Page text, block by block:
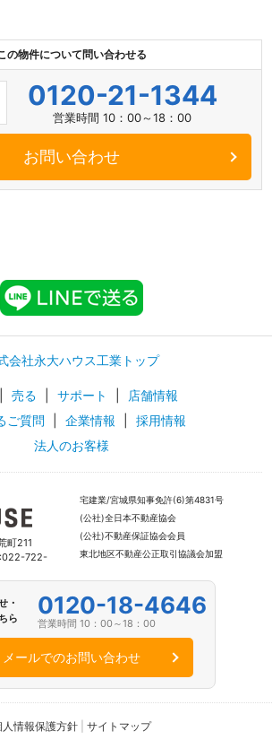
の物件について問い合わせる
0120-21-1344
営業時間 10：00～18：00
お問い合わせ
会社永大ハウス工業トップ
売る サポート
店舗情報
ご質問
企業情報
採用情報
法人のお客様
町211
722-
宅建業/宮城県知事免許(6)第4831号
(公社)全日本不動産協会
(公社)不動産保証協会会員
東北地区不動産公正取引協議会加盟
・
ら
0120-18-4646
営業時間 10：00～18：00
メールでのお問い合わせ
人情報保護方針 サイトマップ